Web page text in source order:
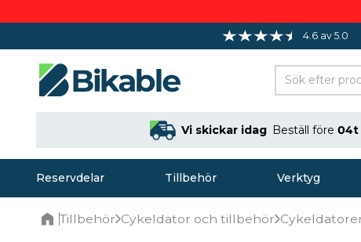
4.6 av 5.0
Vi skickar idag Beställ före 04t
Reservdelar Tillbehör Verktyg
Tillbehör Cykeldator och tillbehör